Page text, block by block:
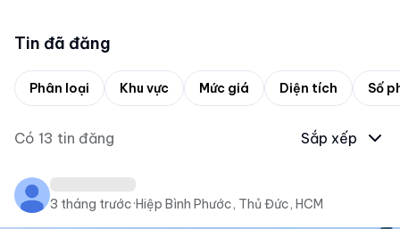
Tin đã đăng
Phân loại Khu vực Mức giá Diện tích Số
Có 13 tin đăng Sắp xếp
3 tháng trước·Hiệp Bình Phước, Thủ Đức, HCM